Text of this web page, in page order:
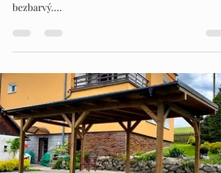
Tentokrát to nebyla pergola, ale obložení
bezbarvý....